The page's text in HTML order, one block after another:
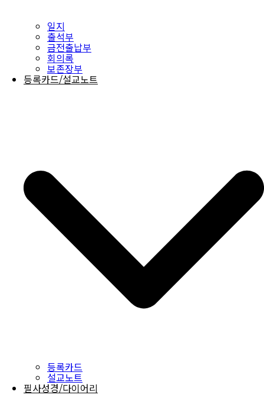
일지
출석부
금전출납부
회의록
보존장부
등록카드/설교노트
등록카드
설교노트
필사성경/다이어리